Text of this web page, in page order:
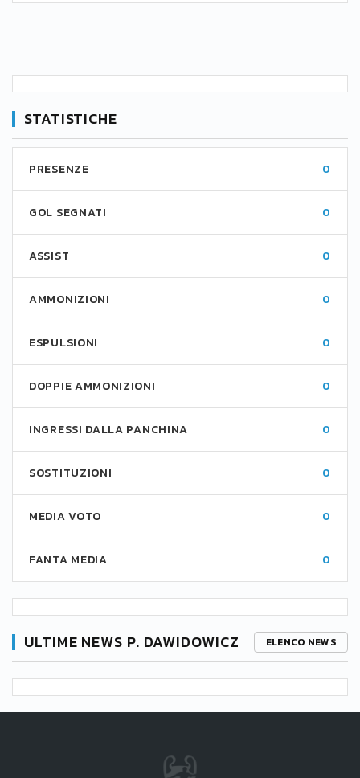
STATISTICHE
PRESENZE 0
GOL SEGNATI 0
ASSIST 0
AMMONIZIONI 0
ESPULSIONI 0
DOPPIE AMMONIZIONI 0
INGRESSI DALLA PANCHINA 0
SOSTITUZIONI 0
MEDIA VOTO 0
FANTA MEDIA 0
ULTIME NEWS P. DAWIDOWICZ ELENCO NEWS